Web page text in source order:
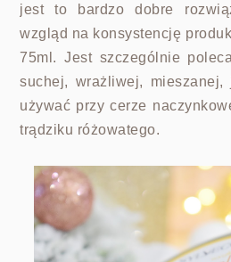
jest to bardzo dobre
wzgląd na konsystencję
75ml. Jest szczególnie
suchej, wrażliwej,
używać przy cerze
trądziku różowatego.